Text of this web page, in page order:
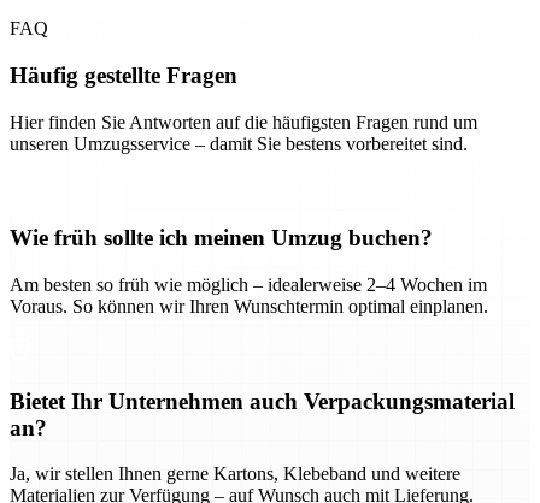
FAQ
Häufig gestellte Fragen
Hier finden Sie Antworten auf die häufigsten Fragen rund um
unseren Umzugsservice – damit Sie bestens vorbereitet sind.
Wie früh sollte ich meinen Umzug buchen?
Am besten so früh wie möglich – idealerweise 2–4 Wochen im
Voraus. So können wir Ihren Wunschtermin optimal einplanen.
Bietet Ihr Unternehmen auch Verpackungsmaterial
an?
Ja, wir stellen Ihnen gerne Kartons, Klebeband und weitere
Materialien zur Verfügung – auf Wunsch auch mit Lieferung.